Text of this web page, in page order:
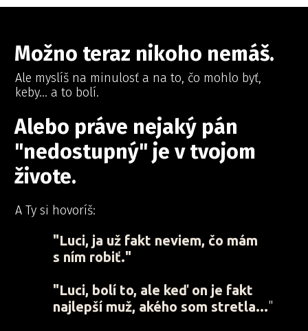
Možno teraz nikoho nemáš.
Ale myslíš na minulosť a na to, čo mohlo byť,
keby... a to bolí.
Alebo práve nejaký pán
"nedostupný" je v tvojom
živote.
A Ty si hovoríš:
"Luci, ja už fakt neviem, čo mám
s ním robiť."
"Luci, bolí to, ale keď on je fakt
najlepší muž, akého som stretla..."